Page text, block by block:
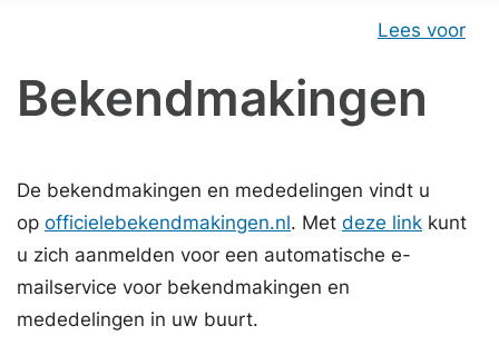
Lees voor
Bekendmakingen
De bekendmakingen en mededelingen vindt u
op officielebekendmakingen.nl. Met deze link kunt
u zich aanmelden voor een automatische e-
mailservice voor bekendmakingen en
mededelingen in uw buurt.